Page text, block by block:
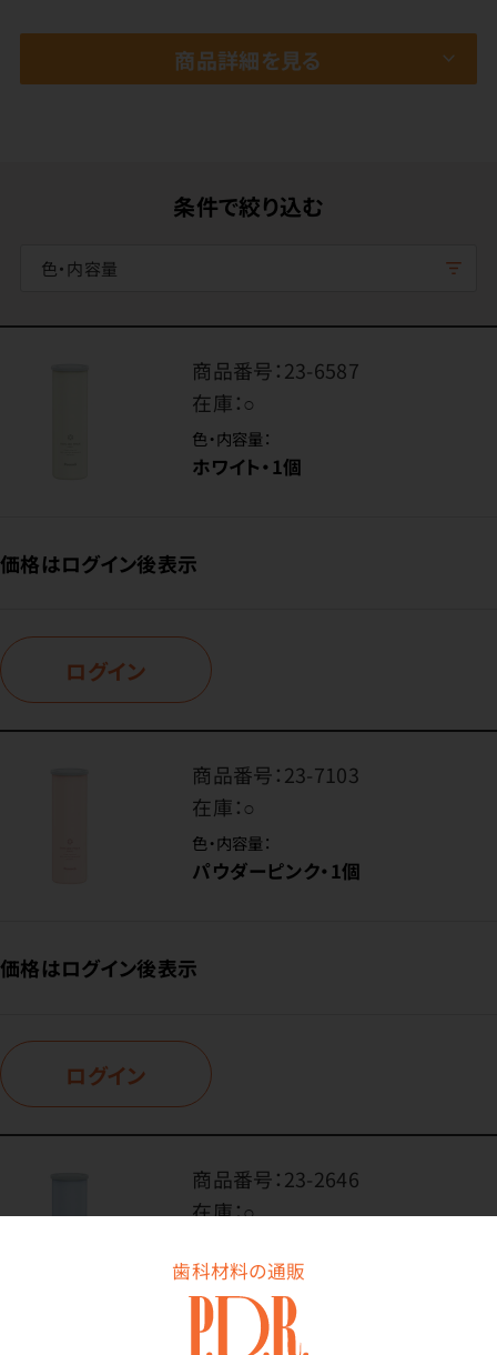
歯科材料の通販
商品詳細を見る
条件で絞り込む
色・内容量
商品番号：23-6587
在庫：○
色・内容量：
ホワイト・1個
価格はログイン後表示
ログイン
商品番号：23-7103
在庫：○
色・内容量：
パウダーピンク・1個
価格はログイン後表示
ログイン
商品番号：23-2646
在庫：○
ペールブルー・1個